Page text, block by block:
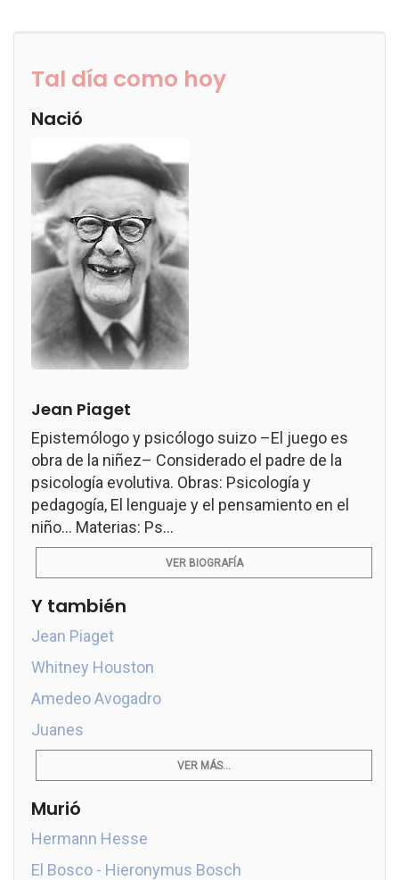
Tal día como hoy
Nació
Jean Piaget
Epistemólogo y psicólogo suizo –El juego es
obra de la niñez– Considerado el padre de la
psicología evolutiva. Obras: Psicología y
pedagogía, El lenguaje y el pensamiento en el
niño... Materias: Ps...
VER BIOGRAFÍA
Y también
Jean Piaget
Whitney Houston
Amedeo Avogadro
Juanes
VER MÁS...
Murió
Hermann Hesse
El Bosco - Hieronymus Bosch